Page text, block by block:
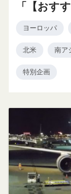
「【おす
ヨーロッパ
北米 南ア
特別企画